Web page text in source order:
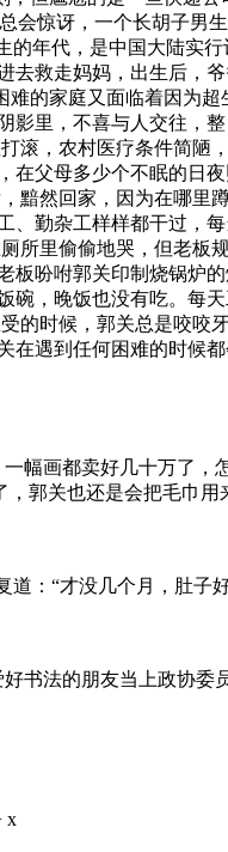
会惊讶，一个长胡子男
年代，是中国大陆实
救走妈妈，出生后，
的家庭又面临着因为
里，不喜与人交往，
滚，农村医疗条件简陋
父母多少个不眠的日
黯然回家，因为在哪里
勤杂工样样都干过，
所里偷偷地哭，但老板
吩咐郭关印制烧锅炉
，晚饭也没有吃。每
时候，郭关总是咬咬
遇到任何困难的时候
幅画都卖好几十万了，
郭关也还是会把毛巾用
道：“才没几个月，肚
书法的朋友当上政协委
x